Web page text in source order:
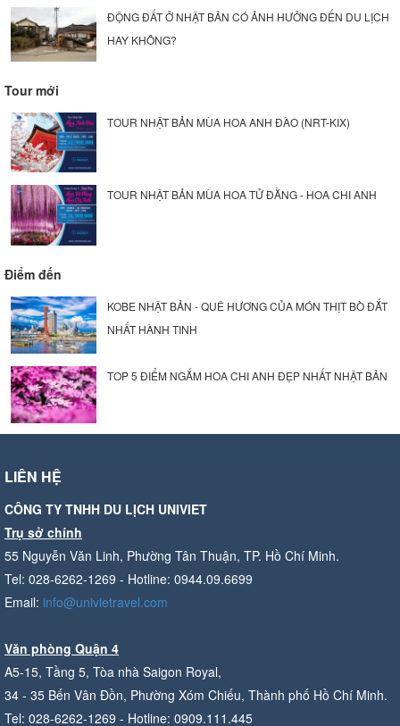
ĐỘNG ĐẤT Ở NHẬT BẢN CÓ ẢNH HƯỞNG ĐẾN DU LỊCH
HAY KHÔNG?
Tour mới
TOUR NHẬT BẢN MÙA HOA ANH ĐÀO (NRT-KIX)
TOUR NHẬT BẢN MÙA HOA TỬ ĐẰNG - HOA CHI ANH
Điểm đến
KOBE NHẬT BẢN - QUÊ HƯƠNG CỦA MÓN THỊT BÒ ĐẮT
NHẤT HÀNH TINH
TOP 5 ĐIỂM NGẮM HOA CHI ANH ĐẸP NHẤT NHẬT BẢN
LIÊN HỆ
CÔNG TY TNHH DU LỊCH UNIVIET
Trụ sở chính
55 Nguyễn Văn Linh, Phường Tân Thuận, TP. Hồ Chí Minh.
Tel: 028-6262-1269 - Hotline: 0944.09.6699
Email: info@univietravel.com
Văn phòng Quận 4
A5-15, Tầng 5, Tòa nhà Saigon Royal,
34 - 35 Bến Vân Đồn, Phường Xóm Chiếu, Thành phố Hồ Chí Minh.
Tel: 028-6262-1269 - Hotline: 0909.111.445